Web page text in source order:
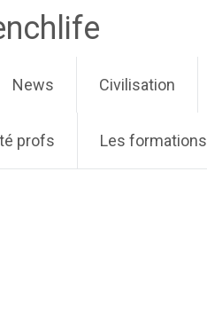
News Civilisation
profs Les formations